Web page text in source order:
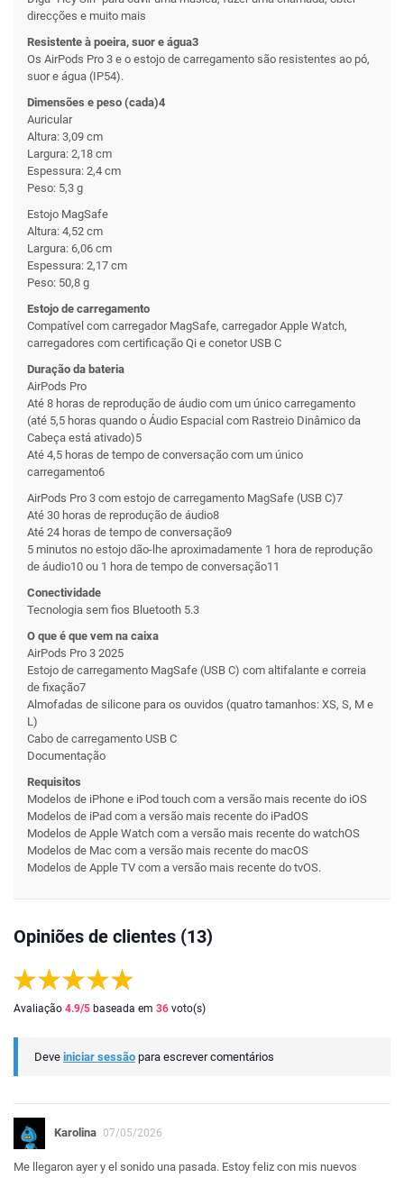
direcções e muito mais
Resistente à poeira, suor e água3
Os AirPods Pro 3 e o estojo de carregamento são resistentes ao pó,
suor e água (IP54).
Dimensões e peso (cada)4
Auricular
Altura: 3,09 cm
Largura: 2,18 cm
Espessura: 2,4 cm
Peso: 5,3 g
Estojo MagSafe
Altura: 4,52 cm
Largura: 6,06 cm
Espessura: 2,17 cm
Peso: 50,8 g
Estojo de carregamento
Compatível com carregador MagSafe, carregador Apple Watch,
carregadores com certificação Qi e conetor USB C
Duração da bateria
AirPods Pro
Até 8 horas de reprodução de áudio com um único carregamento
(até 5,5 horas quando o Áudio Espacial com Rastreio Dinâmico da
Cabeça está ativado)5
Até 4,5 horas de tempo de conversação com um único
carregamento6
AirPods Pro 3 com estojo de carregamento MagSafe (USB C)7
Até 30 horas de reprodução de áudio8
Até 24 horas de tempo de conversação9
5 minutos no estojo dão-lhe aproximadamente 1 hora de reprodução
de áudio10 ou 1 hora de tempo de conversação11
Conectividade
Tecnologia sem fios Bluetooth 5.3
O que é que vem na caixa
AirPods Pro 3 2025
Estojo de carregamento MagSafe (USB C) com altifalante e correia
de fixação7
Almofadas de silicone para os ouvidos (quatro tamanhos: XS, S, M e
L)
Cabo de carregamento USB C
Documentação
Requisitos
Modelos de iPhone e iPod touch com a versão mais recente do iOS
Modelos de iPad com a versão mais recente do iPadOS
Modelos de Apple Watch com a versão mais recente do watchOS
Modelos de Mac com a versão mais recente do macOS
Modelos de Apple TV com a versão mais recente do tvOS.
Opiniões de clientes (13)
Avaliação 4.9/5 baseada em 36 voto(s)
Deve iniciar sessão para escrever comentários
Karolina 07/05/2026
Me llegaron ayer y el sonido una pasada. Estoy feliz con mis nuevos